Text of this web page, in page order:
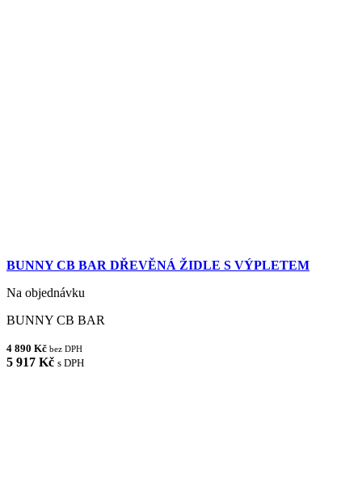
BUNNY CB BAR DŘEVĚNÁ ŽIDLE S VÝPLETEM
Na objednávku
BUNNY CB BAR
4 890 Kč bez DPH
5 917 Kč s DPH